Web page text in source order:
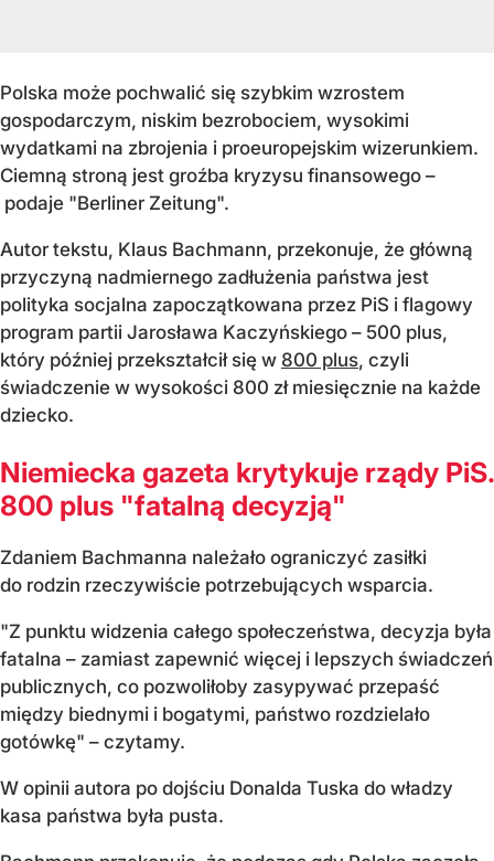
Polska może pochwalić się szybkim wzrostem
gospodarczym, niskim bezrobociem, wysokimi
wydatkami na zbrojenia i proeuropejskim wizerunkiem.
Ciemną stroną jest groźba kryzysu finansowego –
podaje "Berliner Zeitung".
Autor tekstu, Klaus Bachmann, przekonuje, że główną
przyczyną nadmiernego zadłużenia państwa jest
polityka socjalna zapoczątkowana przez PiS i flagowy
program partii Jarosława Kaczyńskiego – 500 plus,
który później przekształcił się w 800 plus, czyli
świadczenie w wysokości 800 zł miesięcznie na każde
dziecko.
Niemiecka gazeta krytykuje rządy PiS.
800 plus "fatalną decyzją"
Zdaniem Bachmanna należało ograniczyć zasiłki
do rodzin rzeczywiście potrzebujących wsparcia.
"Z punktu widzenia całego społeczeństwa, decyzja była
fatalna – zamiast zapewnić więcej i lepszych świadczeń
publicznych, co pozwoliłoby zasypywać przepaść
między biednymi i bogatymi, państwo rozdzielało
gotówkę" – czytamy.
W opinii autora po dojściu Donalda Tuska do władzy
kasa państwa była pusta.